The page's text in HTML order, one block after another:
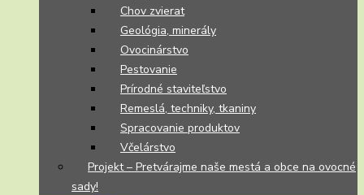
Chov zvierat
Geológia, minerály
Ovocinárstvo
Pestovanie
Prírodné staviteľstvo
Remeslá, techniky, tkaniny
Spracovanie produktov
Včelárstvo
Projekt – Pretvárajme naše mestá a obce na ovocné
sady!